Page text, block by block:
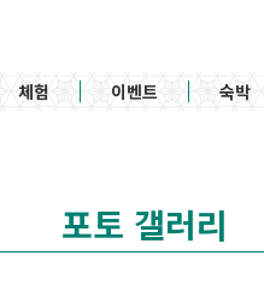
체험 이벤트 숙박
포토 갤러리